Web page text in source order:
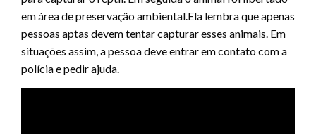
em área de preservação ambiental.Ela lembra que apenas
pessoas aptas devem tentar capturar esses animais. Em
situações assim, a pessoa deve entrar em contato com a
polícia e pedir ajuda.